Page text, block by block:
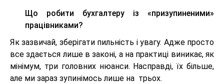
Що робити бухгалтеру із «призупиненими»
працівниками?
Як зазвичай, зберігати пильність і увагу. Адже просто
все здається лише в законі, а на практиці виникає, як
мінімум, три головних нюанси. Насправді, їх більше,
але ми зараз зупинімось лише на трьох.